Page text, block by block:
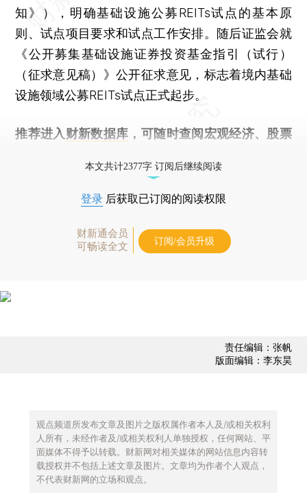
知》），明确基础设施公募REITs试点的基本原
则、试点项目要求和试点工作安排。随后证监会就
《公开募集基础设施证券投资基金指引（试行）
（征求意见稿）》公开征求意见，标志着境内基础
设施领域公募REITs试点正式起步。
推荐进入 财新数据库 ，可随时查阅宏观经济、股票
本文共计2377字 订阅后继续阅读
登录 后获取已订阅的阅读权限
财新通会员
可畅读全文
订阅/会员升级
责任编辑：张帆
版面编辑：李东昊
观点频道所发布文章及图片之版权属作者本人及/或相关权利
人所有，未经作者及/或相关权利人单独授权，任何网站、平
面媒体不得予以转载。财新网对相关媒体的网站信息内容转
载授权并不包括上述文章及图片。文章均为作者个人观点，
不代表财新网的立场和观点。